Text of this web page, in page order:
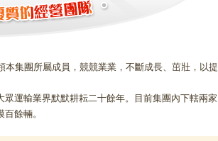
本集團所屬成員，競競業業，不斷成長、茁壯，以提
運輸業界默默耕耘二十餘年。目前集團內下轄兩家
餘輛。